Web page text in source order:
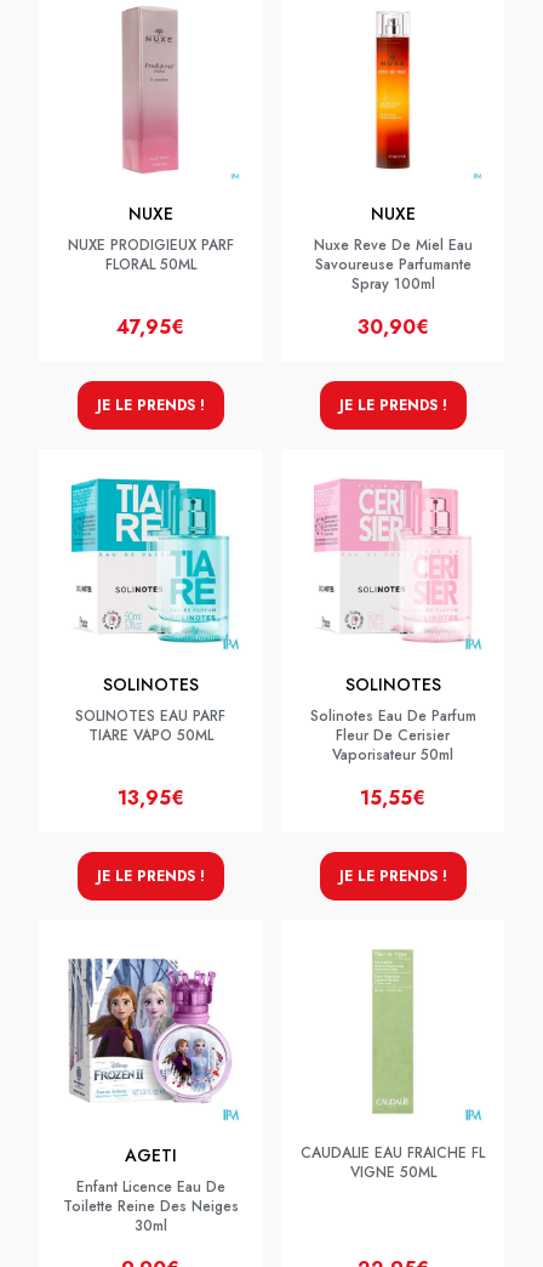
NUXE
NUXE PRODIGIEUX PARF
FLORAL 50ML
47,95€
JE LE PRENDS !
NUXE
Nuxe Reve De Miel Eau
Savoureuse Parfumante
Spray 100ml
30,90€
JE LE PRENDS !
SOLINOTES
SOLINOTES EAU PARF
TIARE VAPO 50ML
13,95€
JE LE PRENDS !
SOLINOTES
Solinotes Eau De Parfum
Fleur De Cerisier
Vaporisateur 50ml
15,55€
JE LE PRENDS !
AGETI
Enfant Licence Eau De
Toilette Reine Des Neiges
30ml
CAUDALIE EAU FRAICHE FL
VIGNE 50ML